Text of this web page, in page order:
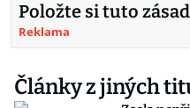
Položte si tuto
Reklama
Články z jiných